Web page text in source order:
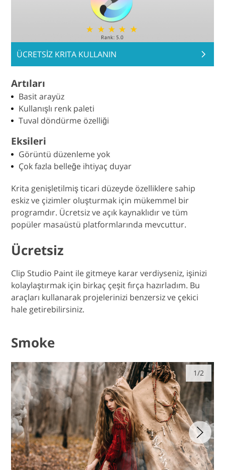
ÜCRETSİZ KRITA KULLANIN
Artıları
Basit arayüz
Kullanışlı renk paleti
Tuval döndürme özelliği
Eksileri
Görüntü düzenleme yok
Çok fazla belleğe ihtiyaç duyar
Krita genişletilmiş ticari düzeyde özelliklere sahip
eskiz ve çizimler oluşturmak için mükemmel bir
programdır. Ücretsiz ve açık kaynaklıdır ve tüm
popüler masaüstü platformlarında mevcuttur.
Ücretsiz
Clip Studio Paint ile gitmeye karar verdiyseniz, işinizi
kolaylaştırmak için birkaç çeşit fırça hazırladım. Bu
araçları kullanarak projelerinizi benzersiz ve çekici
hale getirebilirsiniz.
Smoke
1/2